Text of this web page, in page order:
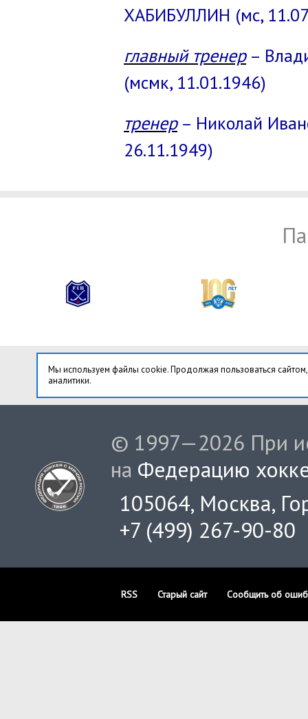
ХАБИБУЛЛИН (мс,
главный тренер–
(мсмк, 11.01.1946)
тренер– Николай
26.11.1949)
Мы используем файлы cookie. Продолжая пользоваться
аналитики.
© 1997—2026 При
на Федерацию
105064, Москва,
+7 (499) 267-90-80
RSS Старый сайт Сообщить об